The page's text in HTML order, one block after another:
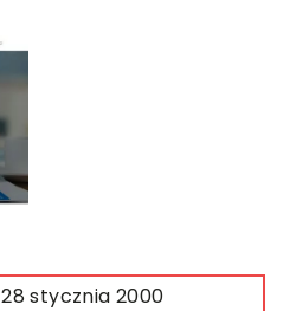
28 stycznia 2000